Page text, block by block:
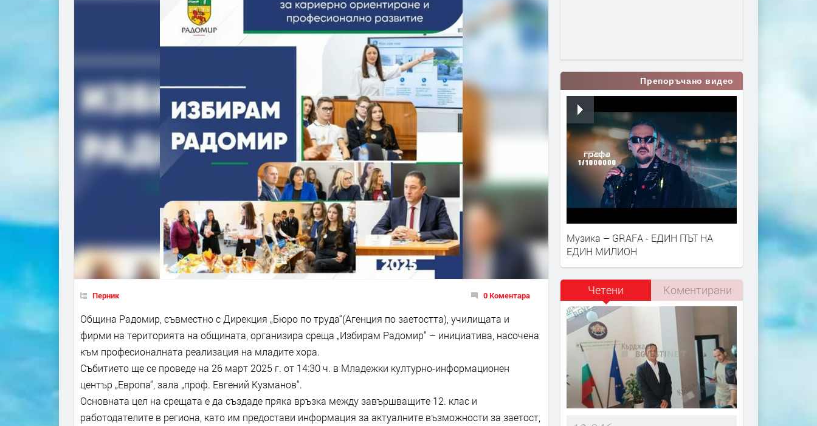
Перник 0 Коментара
Община Радомир, съвместно с Дирекция „Бюро по труда“(Агенция по заетостта), училищата и
фирми на територията на общината, организира среща „Избирам Радомир“ – инициатива, насочена
към професионалната реализация на младите хора.
Събитието ще се проведе на 26 март 2025 г. от 14:30 ч. в Младежки културно-информационен
център „Европа“, зала „проф. Евгений Кузманов“.
Основната цел на срещата е да създаде пряка връзка между завършващите 12. клас и
работодателите в региона, като им предостави информация за актуалните възможности за заетост,
Препоръчано видео
Музика – GRAFA - ЕДИН ПЪТ НА
ЕДИН МИЛИОН
Четени Коментирани